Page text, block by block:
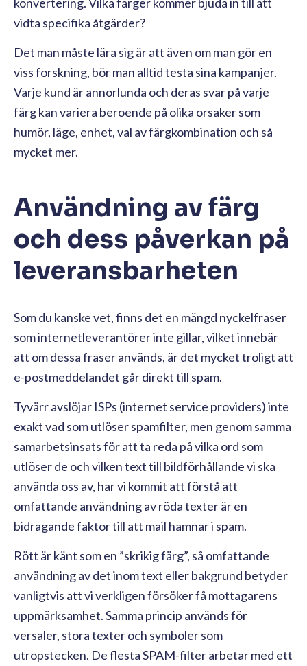
vidta specifika åtgärder?
Det man måste lära sig är att även om man gör en
viss forskning, bör man alltid testa sina kampanjer.
Varje kund är annorlunda och deras svar på varje
färg kan variera beroende på olika orsaker som
humör, läge, enhet, val av färgkombination och så
mycket mer.
Användning av färg
och dess påverkan på
leveransbarheten
Som du kanske vet, finns det en mängd nyckelfraser
som internetleverantörer inte gillar, vilket innebär
att om dessa fraser används, är det mycket troligt att
e-postmeddelandet går direkt till spam.
Tyvärr avslöjar ISPs (internet service providers) inte
exakt vad som utlöser spamfilter, men genom samma
samarbetsinsats för att ta reda på vilka ord som
utlöser de och vilken text till bildförhållande vi ska
använda oss av, har vi kommit att förstå att
omfattande användning av röda texter är en
bidragande faktor till att mail hamnar i spam.
Rött är känt som en ”skrikig färg”, så omfattande
användning av det inom text eller bakgrund betyder
vanligtvis att vi verkligen försöker få mottagarens
uppmärksamhet. Samma princip används för
versaler, stora texter och symboler som
utropstecken. De flesta SPAM-filter arbetar med ett